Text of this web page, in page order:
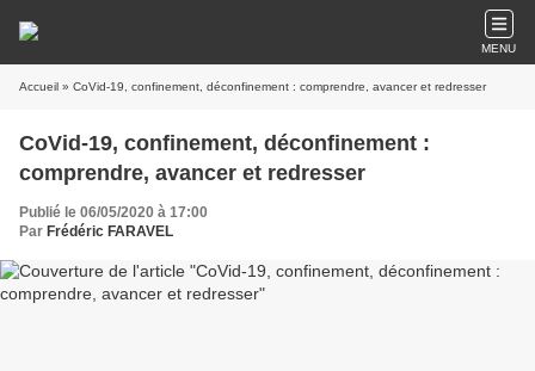
MENU
Accueil » CoVid-19, confinement, déconfinement : comprendre, avancer et redresser
CoVid-19, confinement, déconfinement :
comprendre, avancer et redresser
Publié le 06/05/2020 à 17:00
Par Frédéric FARAVEL